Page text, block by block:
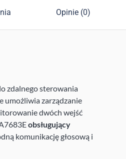
Opinie (0)
zdalnego sterowania
umożliwia zarządzanie
dwóch wejść
obsługujący
komunikację głosową i